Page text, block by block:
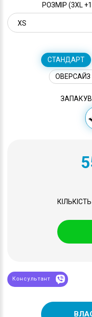
РОЗМІР (3XL
СТАНДАРТ
ОВЕРСАЙЗ
КІЛЬКІСТЬ
Консультант